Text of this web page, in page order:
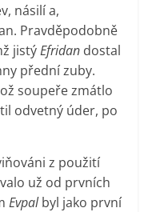
násilí a,
Pravděpodobně
jistýEfridan dostal
přední zuby.
soupeře zmátlo
odvetný úder, po
z použití
už od prvních
Evpalbyl jako první